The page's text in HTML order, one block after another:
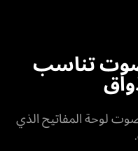
تناسب
صوت لوحة المفاتيح الذي